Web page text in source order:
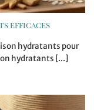
efficaces
hydratants pour
hydratants [...]